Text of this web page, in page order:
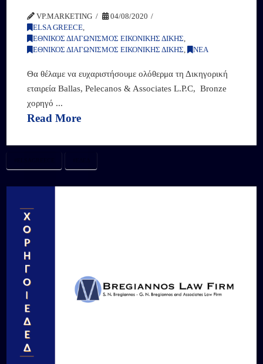
VP.MARKETING
04/08/2020
ELSA GREECE
ΕΘΝΙΚΟΣ ΔΙΑΓΩΝΙΣΜΟΣ ΕΙΚΟΝΙΚΗΣ ΔΙΚΗΣ
ΕΘΝΙΚΟΣ ΔΙΑΓΩΝΙΣΜΟΣ ΕΙΚΟΝΙΚΗΣ ΔΙΚΗΣ
ΝΕΑ
Θα θέλαμε να ευχαριστήσουμε ολόθερμα τη Δικηγορική
εταιρεία Ballas, Pelecanos & Associates L.P.C, Bronze
χορηγό ...
Read More